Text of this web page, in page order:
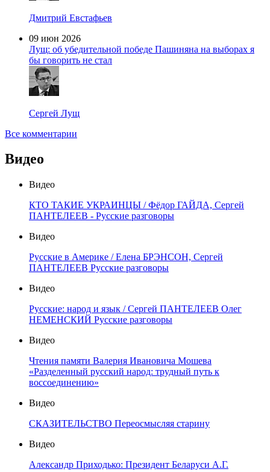
Дмитрий Евстафьев
09 июн 2026
Лущ: об убедительной победе Пашиняна на выборах я
бы говорить не стал
Сергей Лущ
Все комментарии
Видео
Видео
КТО ТАКИЕ УКРАИНЦЫ / Фёдор ГАЙДА, Сергей
ПАНТЕЛЕЕВ - Русские разговоры
Видео
Русские в Америке / Елена БРЭНСОН, Сергей
ПАНТЕЛЕЕВ Русские разговоры
Видео
Русские: народ и язык / Сергей ПАНТЕЛЕЕВ Олег
НЕМЕНСКИЙ Русские разговоры
Видео
Чтения памяти Валерия Ивановича Мошева
«Разделенный русский народ: трудный путь к
воссоединению»
Видео
СКАЗИТЕЛЬСТВО Переосмысляя старину
Видео
Александр Приходько: Президент Беларуси А.Г.